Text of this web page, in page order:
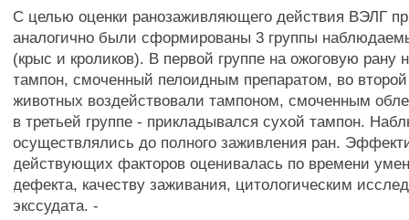
С целью оценки ранозаживляющего действия ВЭЛГ
аналогично были сформированы 3 группы
(крыс и кроликов). В первой группе на ожоговую рану
тампон, смоченный пелоидным препаратом, во
животных воздействовали тампоном, смоченным
в третьей группе - прикладывался сухой тампон.
осуществлялись до полного заживления ран.
действующих факторов оценивалась по времени
дефекта, качеству заживания, цитологическим
экссудата. -